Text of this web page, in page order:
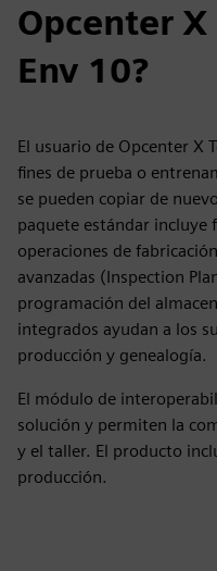
Opcenter
Env 10?
El usuario de Opcenter X
fines de prueba o
se pueden copiar de
paquete estándar incluye
operaciones de
avanzadas (Inspection
programación del
integrados ayudan a los
producción y genealogía.
El módulo de
solución y permiten la
y el taller. El producto
producción.